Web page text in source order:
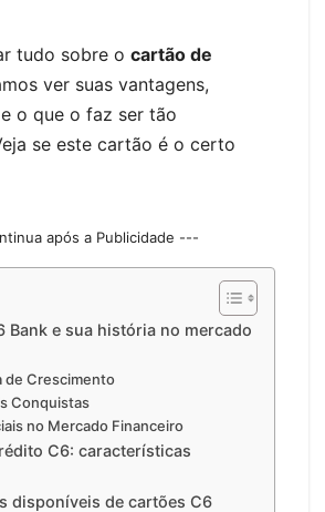
tudo sobre o cartão de
ver suas vantagens,
o que o faz ser tão
se este cartão é o certo
após a Publicidade ---
Bank e sua história no mercado
de Crescimento
Conquistas
no Mercado Financeiro
C6: características
disponíveis de cartões C6